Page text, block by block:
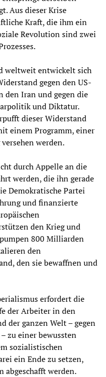
Aus dieser Krise
Kraft, die ihm ein
Revolution sind zwei
weltweit entwickelt sich
gegen den US-
den Iran und gegen die
und Diktatur.
dieser Widerstand
einem Programm, einer
werden.
durch Appelle an die
werden, die ihn gerade
Demokratische Partei
und finanzierte
den Krieg und
800 Milliarden
den
den sie bewaffnen und
erfordert die
der Arbeiter in den
der ganzen Welt – gegen
zu einer bewussten
sozialistischen
ein Ende zu setzen,
abgeschafft werden.